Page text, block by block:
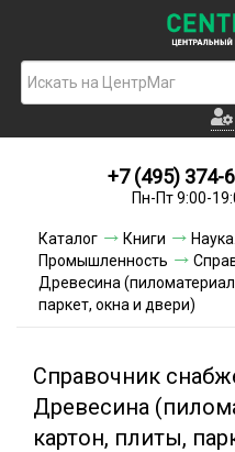
+7 (495) 374-
Пн-Пт 9:00-
Каталог Книги
Промышленность
Древесина
паркет, окна и двери)
Справочник
Древесина
картон, плиты,